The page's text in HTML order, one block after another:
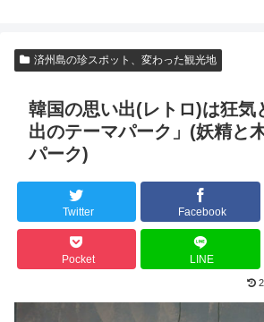
済州島の珍スポット、変わった観光地
韓国の思い出(レトロ)は狂気
出のテーマパーク」(妖精と
パーク)
Twitter Facebook
Pocket LINE